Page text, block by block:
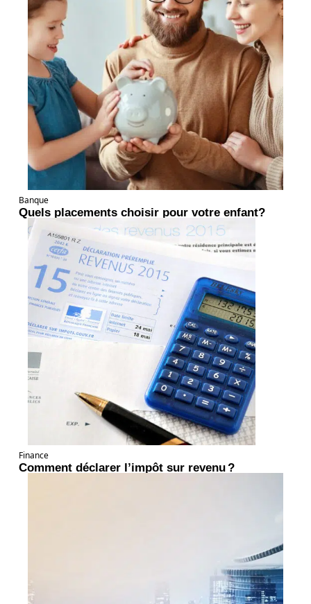
Banque
Quels placements choisir pour votre enfant?
Finance
Comment déclarer l’impôt sur revenu ?